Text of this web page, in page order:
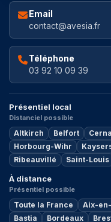
Email
contact@avesia.fr
Téléphone
03 92 10 09 39
Présentiel local
Distanciel possible
Altkirch Belfort
Horbourg-Wihr
Ribeauvillé
Saint-Louis
À distance
Présentiel possible
Toute la France Aix-
Bastia
Bordeaux